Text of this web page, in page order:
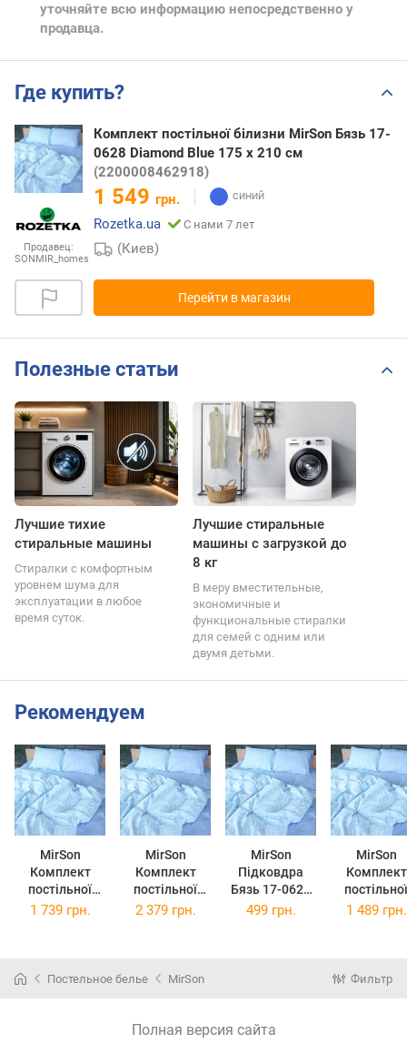
уточняйте всю информацию непосредственно у
продавца.
Где купить?
Продавец:
SONMIR_homes
Комплект постільної білизни MirSon Бязь 17-
0628 Diamond Blue 175 x 210 см
(2200008462918)
1 549 грн.
Rozetka.ua
С нами 7 лет
(Киев)
Перейти в магазин
Полезные статьи
Лучшие тихие
стиральные машины
Стиралки с комфортным
уровнем шума для
эксплуатации в любое
время суток.
Лучшие стиральные
машины с загрузкой до
8 кг
В меру вместительные,
экономичные и
функциональные стиралки
для семей с одним или
двумя детьми.
Рекомендуем
MirSon
Комплект
постільної
білизни Бязь
MirSon
Комплект
постільної
білизни Бязь
MirSon
Підковдра
Бязь 17-0628
Diamond Blue
MirSon
Комплект
постільної
білизни Бязь
1 739 грн. 2 379 грн. 499 грн. 1 489 грн.
Постельное белье MirSon Фильтр
Полная версия сайта